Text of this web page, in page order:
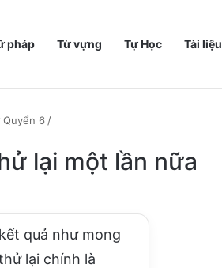
pháp Từ vựng Tự Học Tài liệu
Quyển 6 /
lại một lần nữa
quả như mong
lại chính là